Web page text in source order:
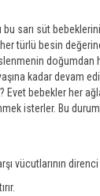
sarı süt
türlü besin
doğumdan
kadar devam
bebekler her
isterler. Bu
vücutlarının